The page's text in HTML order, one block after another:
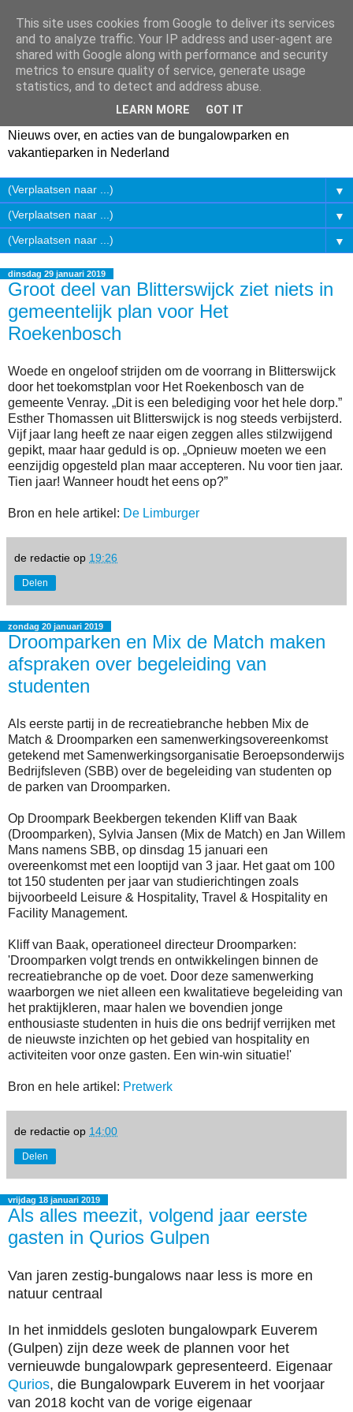
Nieuws over, en acties van de bungalowparken en
vakantieparken in Nederland
▼
▼
▼
dinsdag 29 januari 2019
Groot deel van Blitterswijck ziet niets in
gemeentelijk plan voor Het
Roekenbosch
Woede en ongeloof strijden om de voorrang in Blitterswijck
door het toekomstplan voor Het Roekenbosch van de
gemeente Venray. „Dit is een belediging voor het hele dorp.”
Esther Thomassen uit Blitterswijck is nog steeds verbijsterd.
Vijf jaar lang heeft ze naar eigen zeggen alles stilzwijgend
gepikt, maar haar geduld is op. „Opnieuw moeten we een
eenzijdig opgesteld plan maar accepteren. Nu voor tien jaar.
Tien jaar! Wanneer houdt het eens op?”
Bron en hele artikel: De Limburger
de redactie op 19:26
Delen
zondag 20 januari 2019
Droomparken en Mix de Match maken
afspraken over begeleiding van
studenten
Als eerste partij in de recreatiebranche hebben Mix de
Match & Droomparken een samenwerkingsovereenkomst
getekend met Samenwerkingsorganisatie Beroepsonderwijs
Bedrijfsleven (SBB) over de begeleiding van studenten op
de parken van Droomparken.
Op Droompark Beekbergen tekenden Kliff van Baak
(Droomparken), Sylvia Jansen (Mix de Match) en Jan Willem
Mans namens SBB, op dinsdag 15 januari een
overeenkomst met een looptijd van 3 jaar. Het gaat om 100
tot 150 studenten per jaar van studierichtingen zoals
bijvoorbeeld Leisure & Hospitality, Travel & Hospitality en
Facility Management.
Kliff van Baak, operationeel directeur Droomparken:
'Droomparken volgt trends en ontwikkelingen binnen de
recreatiebranche op de voet. Door deze samenwerking
waarborgen we niet alleen een kwalitatieve begeleiding van
het praktijkleren, maar halen we bovendien jonge
enthousiaste studenten in huis die ons bedrijf verrijken met
de nieuwste inzichten op het gebied van hospitality en
activiteiten voor onze gasten. Een win-win situatie!'
Bron en hele artikel: Pretwerk
de redactie op 14:00
Delen
vrijdag 18 januari 2019
Als alles meezit, volgend jaar eerste
gasten in Qurios Gulpen
Van jaren zestig-bungalows naar less is more en
natuur centraal
In het inmiddels gesloten bungalowpark Euverem
(Gulpen) zijn deze week de plannen voor het
vernieuwde bungalowpark gepresenteerd. Eigenaar
Qurios, die Bungalowpark Euverem in het voorjaar
van 2018 kocht van de vorige eigenaar
This site uses cookies from Google to deliver its services
and to analyze traffic. Your IP address and user-agent are
shared with Google along with performance and security
metrics to ensure quality of service, generate usage
statistics, and to detect and address abuse.
LEARN MORE GOT IT